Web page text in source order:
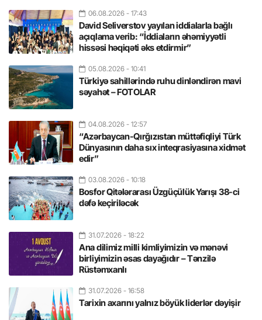
06.08.2026 - 17:43
David Seliverstov yayılan iddialarla bağlı
açıqlama verib: “İddiaların əhəmiyyətli
hissəsi həqiqəti əks etdirmir”
05.08.2026 - 10:41
Türkiyə sahillərində ruhu dinləndirən mavi
səyahət – FOTOLAR
04.08.2026 - 12:57
“Azərbaycan-Qırğızıstan müttəfiqliyi Türk
Dünyasının daha sıx inteqrasiyasına xidmət
edir”
03.08.2026 - 10:18
Bosfor Qitələrarası Üzgüçülük Yarışı 38-ci
dəfə keçiriləcək
31.07.2026 - 18:22
Ana dilimiz milli kimliyimizin və mənəvi
birliyimizin əsas dayağıdır – Tənzilə
Rüstəmxanlı
31.07.2026 - 16:58
Tarixin axarını yalnız böyük liderlər dəyişir